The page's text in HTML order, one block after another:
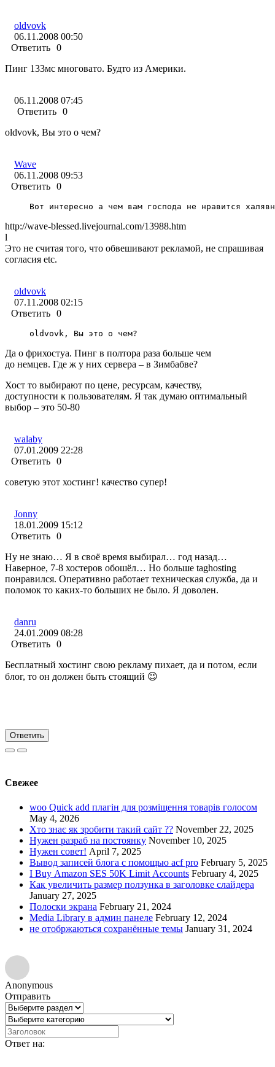
oldvovk
06.11.2008 00:50
Ответить 0
Пинг 133мс многовато. Будто из Америки.
06.11.2008 07:45
Ответить 0
oldvovk, Вы это о чем?
Wave
06.11.2008 09:53
Ответить 0
Вот интересно а чем вам господа не нравится
http://wave-blessed.livejournal.com/13988.htm
l
Это не считая того, что обвешивают рекламой, не спрашивая
согласия etc.
oldvovk
07.11.2008 02:15
Ответить 0
oldvovk, Вы это о чем?
Да о фрихостуа. Пинг в полтора раза больше чем
до немцев. Где ж у них сервера – в Зимбабве?
Хост то выбирают по цене, ресурсам, качеству,
доступности к пользователям. Я так думаю оптимальный
выбор – это 50-80
walaby
07.01.2009 22:28
Ответить 0
советую этот хостинг! качество супер!
Jonny
18.01.2009 15:12
Ответить 0
Ну не знаю… Я в своё время выбирал… год назад…
Наверное, 7-8 хостеров обошёл… Но больше taghosting
понравился. Оперативно работает техническая служба, да и
поломок то каких-то больших не было. Я доволен.
danru
24.01.2009 08:28
Ответить 0
Бесплатный хостинг свою рекламу пихает, да и потом, если
блог, то он должен быть стоящий 😉
Ответить
Свежее
woo Quick add плагін для розміщення товарів голосом
May 4, 2026
Хто знає як зробити такий сайт ?? November 22, 2025
Нужен разраб на постоянку November 10, 2025
Нужен совет! April 7, 2025
Вывод записей блога с помощью acf pro February 5, 2025
I Buy Amazon SES 50K Limit Accounts February 4, 2025
Как увеличить размер ползунка в заголовке слайдера
January 27, 2025
Полоски экрана February 21, 2024
Media Library в админ панеле February 12, 2024
не отобржаються сохранённые темы January 31, 2024
Anonymous
Отправить
Ответ на: